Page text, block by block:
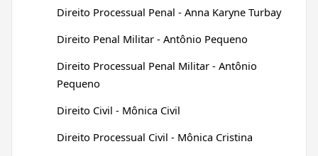
Direito Processual Penal - Anna Karyne Turbay
Direito Penal Militar - Antônio Pequeno
Direito Processual Penal Militar - Antônio
Pequeno
Direito Civil - Mônica Civil
Direito Processual Civil - Mônica Cristina